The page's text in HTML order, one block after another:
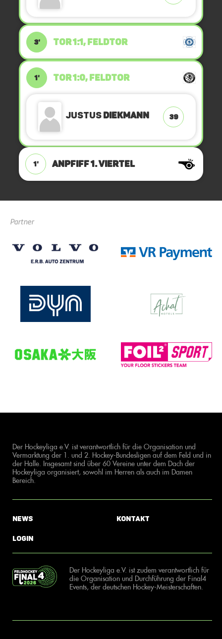
3' TOR 1:1, FELDTOR
1' TOR 1:0, FELDTOR
JustusDiekmann 39
1' ANPFIFF 1. Viertel
Partner
Der Hockeyliga e.V. ist verantwortlich für die Organisation und
Vermarktung der 1. und 2. Hockey-Bundesligen auf dem Feld und in
der Halle. Insgesamt sind über 60 Vereine unter dem Dach der
Hockeyliga organisiert, sowohl im Herren als auch im Damen
Bereich.
News
Login
Kontakt
Der Hockeyliga e.V. ist zudem verantwortlich für
die Organisation und Durchführung der Final4
Events, der deutschen Hockey-Meisterschaften.